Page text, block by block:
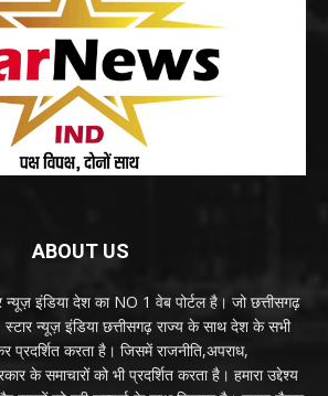
ABOUT US
इंडिया देश का NO 1 वेब पोर्टल है। जो छत्तीसगढ़
स्टार न्यूज़ इंडिया छत्तीसगढ़ राज्य के साथ देश के सभी
प्रदर्शित करता है। जिसमें राजनीति,अपराध,
के समाचारों को भी प्रदर्शित करता है। हमारा उद्देश्य